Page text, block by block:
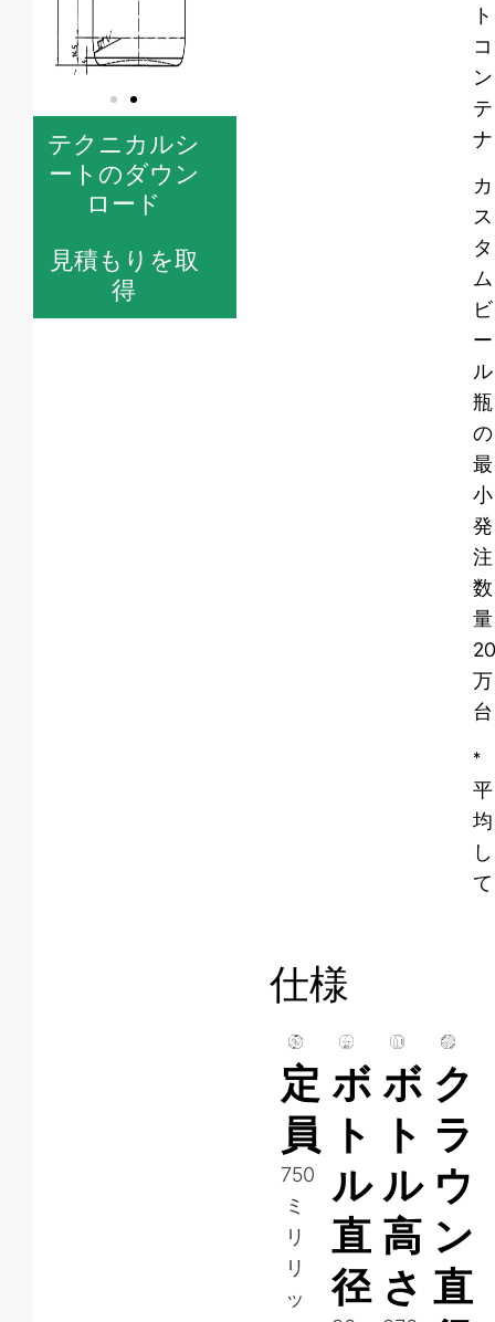
テクニカルシ
ートのダウン
ロード
見積もりを取
得
ト
コ
ン
テ
ナ
カ
ス
タ
ム
ビ
ー
ル
瓶
の
最
小
発
注
数
量
20
万
台
*
平
均
し
て
仕様
定
員
750
ミ
リ
リ
ッ
ボ
ト
ル
直
径
ボ
ト
ル
高
さ
ク
ラ
ウ
ン
直